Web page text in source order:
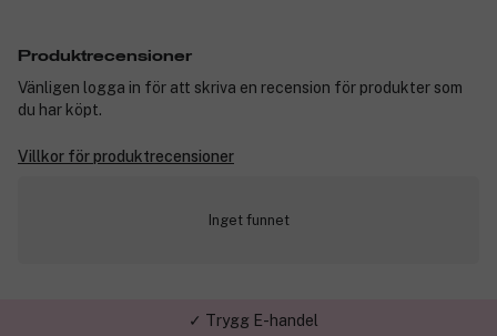
Produktrecensioner
Vänligen logga in för att skriva en recension för produkter som
du har köpt.
Villkor för produktrecensioner
Inget funnet
✓ Trygg E-handel